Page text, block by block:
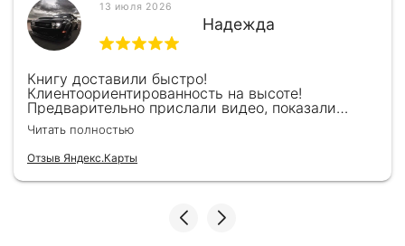
13 июля 2026
Надежда
Книгу доставили быстро!
Клиентоориентированность на высоте!
Предварительно прислали видео, показали
книжку, быстро отправили и положили
подарочек) Спасибо!!!
Читать полностью
Отзыв Яндекс.Карты